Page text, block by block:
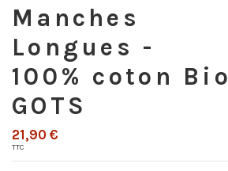
Manches
Longues -
100% coton Bio
GOTS
21,90 €
TTC